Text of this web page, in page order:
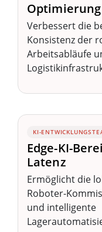
Verbessert die
Konsistenz der
Arbeitsabläufe
KI-
Edge-KI-
Latenz
Ermöglicht die
Roboter-
und intelligente